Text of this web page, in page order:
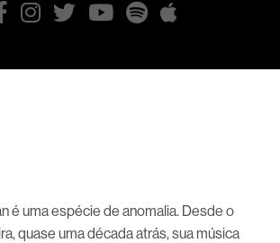
é uma espécie de anomalia. Desde o
quase uma década atrás, sua música